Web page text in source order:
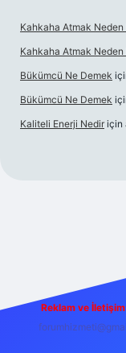
Kahkaha Atmak
Kahkaha Atmak
Bükümcü Ne Demek
Bükümcü Ne Demek
Kaliteli Enerji Nedir için
Reklam ve